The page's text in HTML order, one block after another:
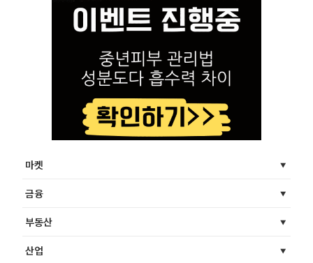
마켓
금융
부동산
산업